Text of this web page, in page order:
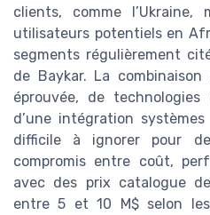
clients, comme l’Ukraine,
utilisateurs potentiels en
segments régulièrement
de Baykar. La
éprouvée, de
d’une intégration
difficile à ignorer pour
compromis entre coût,
avec des prix catalogue
entre 5 et 10 M$ selon